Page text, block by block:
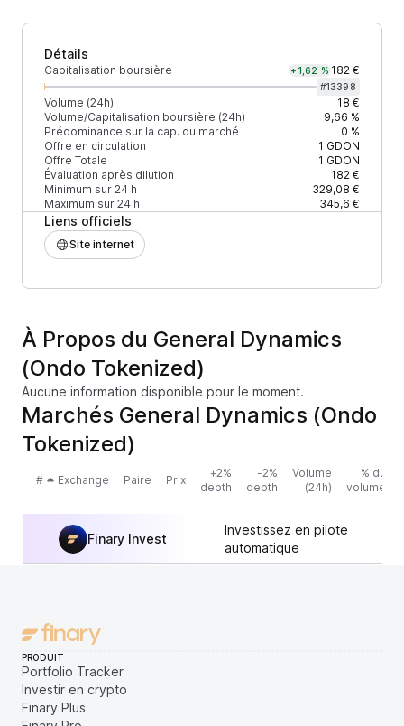
Détails
Capitalisation boursière +1,62 % 182 €
#13398
Volume (24h)
18 €
Volume/Capitalisation boursière (24h)
9,66 %
Prédominance sur la cap. du marché
0 %
Offre en circulation
1 GDON
Offre Totale
1 GDON
Évaluation après dilution
182 €
Minimum sur 24 h
329,08 €
Maximum sur 24 h
345,6 €
Liens officiels
Site internet
À Propos du General Dynamics
(Ondo Tokenized)
Aucune information disponible pour le moment.
Marchés General Dynamics (Ondo
Tokenized)
# Exchange Paire Prix
+2%
depth
-2%
depth
Volume
(24h)
% du
volume
Finary Invest
Investissez en pilote
automatique
PRODUIT
Portfolio Tracker
Investir en crypto
Finary Plus